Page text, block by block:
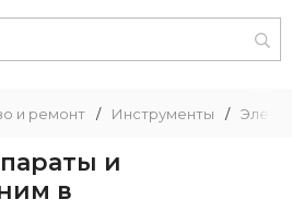
и ремонт / Инструменты /
и
в